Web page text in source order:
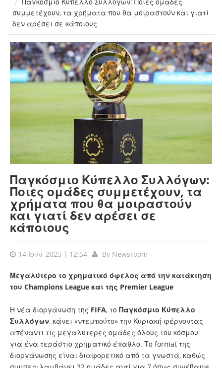
συμμετέχουν, τα χρήματα που θα μοιραστούν και γιατί
δεν αρέσει σε κάποιους
Παγκόσμιο Κύπελλο Συλλόγων:
Ποιες ομάδες συμμετέχουν, τα
χρήματα που θα μοιραστούν
και γιατί δεν αρέσει σε
κάποιους
14 Ιουν, 2025 | 12:54 By Newsroom
Μεγαλύτερο το χρηματικό όφελος από την κατάκτηση
του Champions League και της Premier League
Η νέα διοργάνωση της FIFA, το Παγκόσμιο Κύπελλο
Συλλόγων, κάνει «ντεμπούτο» την Κυριακή φέρνοντας
απέναντι τις μεγαλύτερες ομάδες όλους του κόσμου
για ένα τεράστιο χρηματικό έπαθλο. Το format της
διοργάνωσης είναι διαφορετικό από τα γνωστά, καθώς